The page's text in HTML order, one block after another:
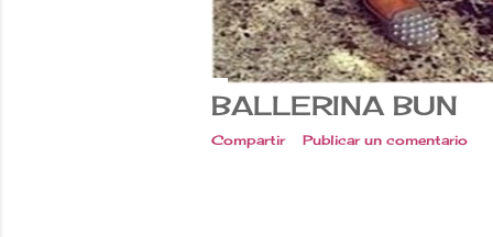
BALLERINA BUN
Compartir Publicar un comentario